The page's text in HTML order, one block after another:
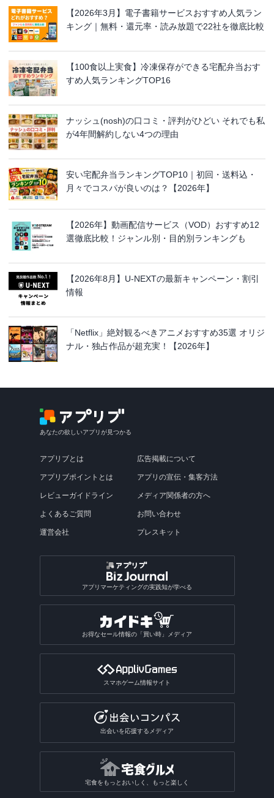
【2026年3月】電子書籍サービスおすすめ人気ラン
キング｜無料・還元率・読み放題で22社を徹底比較
【100食以上実食】冷凍保存ができる宅配弁当おす
すめ人気ランキングTOP16
ナッシュ(nosh)の口コミ・評判がひどい それでも私
が4年間解約しない4つの理由
安い宅配弁当ランキングTOP10｜初回・送料込・
月々でコスパが良いのは？【2026年】
【2026年】動画配信サービス（VOD）おすすめ12
選徹底比較！ジャンル別・目的別ランキングも
【2026年8月】U-NEXTの最新キャンペーン・割引
情報
「Netflix」絶対観るべきアニメおすすめ35選 オリジ
ナル・独占作品が超充実！【2026年】
あなたの欲しいアプリが見つかる
アプリブとは
アプリブポイントとは
レビューガイドライン
よくあるご質問
運営会社
広告掲載について
アプリの宣伝・集客方法
メディア関係者の方へ
お問い合わせ
プレスキット
アプリマーケティングの実践知が学べる
お得なセール情報の「買い時」メディア
スマホゲーム情報サイト
出会いを応援するメディア
宅食をもっとおいしく、もっと楽しく